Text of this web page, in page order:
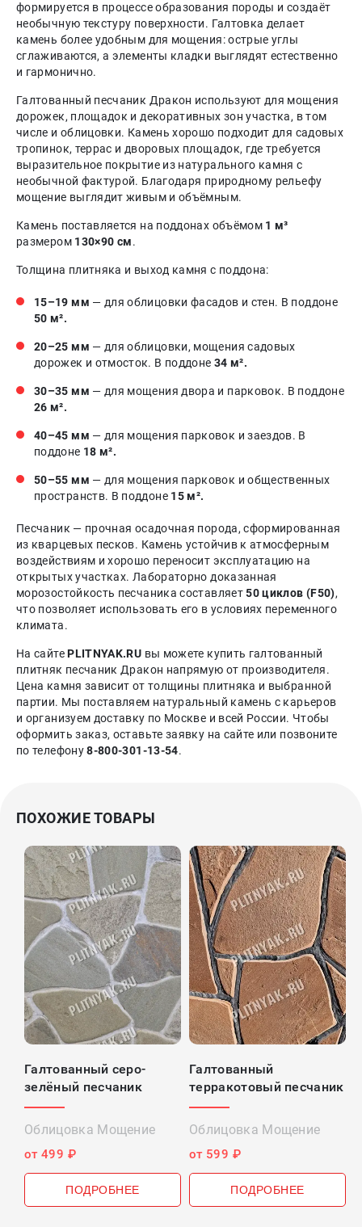
формируется в процессе образования породы и создаёт
необычную текстуру поверхности. Галтовка делает
камень более удобным для мощения: острые углы
сглаживаются, а элементы кладки выглядят естественно
и гармонично.
Галтованный песчаник Дракон используют для мощения
дорожек, площадок и декоративных зон участка, в том
числе и облицовки. Камень хорошо подходит для садовых
тропинок, террас и дворовых площадок, где требуется
выразительное покрытие из натурального камня с
необычной фактурой. Благодаря природному рельефу
мощение выглядит живым и объёмным.
Камень поставляется на поддонах объёмом 1 м³
размером 130×90 см.
Толщина плитняка и выход камня с поддона:
15–19 мм — для облицовки фасадов и стен. В поддоне
50 м².
20–25 мм — для облицовки, мощения садовых
дорожек и отмосток. В поддоне 34 м².
30–35 мм — для мощения двора и парковок. В поддоне
26 м².
40–45 мм — для мощения парковок и заездов. В
поддоне 18 м².
50–55 мм — для мощения парковок и общественных
пространств. В поддоне 15 м².
Песчаник — прочная осадочная порода, сформированная
из кварцевых песков. Камень устойчив к атмосферным
воздействиям и хорошо переносит эксплуатацию на
открытых участках. Лабораторно доказанная
морозостойкость песчаника составляет50 циклов (F50),
что позволяет использовать его в условиях переменного
климата.
На сайтеPLITNYAK.RU вы можете купить галтованный
плитняк песчаник Дракон напрямую от производителя.
Цена камня зависит от толщины плитняка и выбранной
партии. Мы поставляем натуральный камень с карьеров
и организуем доставку по Москве и всей России. Чтобы
оформить заказ, оставьте заявку на сайте или позвоните
по телефону8-800-301-13-54.
ПОХОЖИЕ ТОВАРЫ
Галтованный серо-
зелёный песчаник
Облицовка Мощение
от 499 ₽
ПОДРОБНЕЕ
Галтованный
терракотовый песчаник
Облицовка Мощение
от 599 ₽
ПОДРОБНЕЕ